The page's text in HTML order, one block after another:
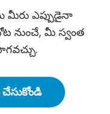
మీరు ఎప్పుడైనా
నుంచే, మీ స్వంత